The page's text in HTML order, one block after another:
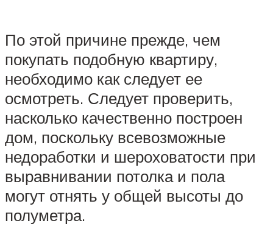
По этой причине прежде, чем
покупать подобную квартиру,
необходимо как следует ее
осмотреть. Следует проверить,
насколько качественно построен
дом, поскольку всевозможные
недоработки и шероховатости при
выравнивании потолка и пола
могут отнять у общей высоты до
полуметра.